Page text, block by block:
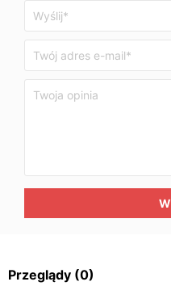
Przeglądy (0)